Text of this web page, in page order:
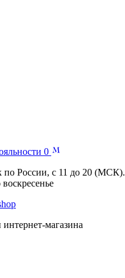
0
по России, с 11 до 20 (МСК).
магазина